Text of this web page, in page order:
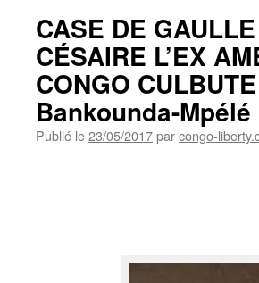
CASE DE
CÉSAIRE L’EX
CONGO
Bankounda-Mpélé
Publié le23/05/2017parcongo-